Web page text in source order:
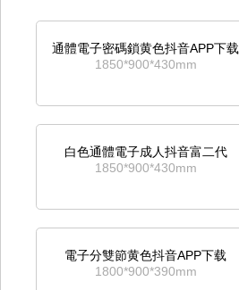
通體電子密碼鎖黄色抖音APP下载
1850*900*430mm
白色通體電子成人抖音富二代
1850*900*430mm
電子分雙節黄色抖音APP下载
1800*900*390mm